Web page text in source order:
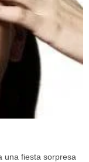
una fiesta sorpresa